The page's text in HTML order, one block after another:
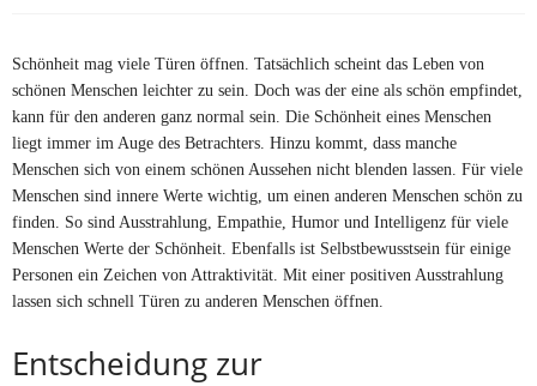
Schönheit mag viele Türen öffnen. Tatsächlich scheint das Leben von
schönen Menschen leichter zu sein. Doch was der eine als schön empfindet,
kann für den anderen ganz normal sein. Die Schönheit eines Menschen
liegt immer im Auge des Betrachters. Hinzu kommt, dass manche
Menschen sich von einem schönen Aussehen nicht blenden lassen. Für viele
Menschen sind innere Werte wichtig, um einen anderen Menschen schön zu
finden. So sind Ausstrahlung, Empathie, Humor und Intelligenz für viele
Menschen Werte der Schönheit. Ebenfalls ist Selbstbewusstsein für einige
Personen ein Zeichen von Attraktivität. Mit einer positiven Ausstrahlung
lassen sich schnell Türen zu anderen Menschen öffnen.
Entscheidung zur